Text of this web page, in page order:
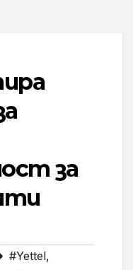
за
#Yettel,